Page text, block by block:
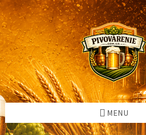
Skip
to
content
Skip
to
left
sidebar
Skip
to
right
sidebar
Skip
to
footer
MENU